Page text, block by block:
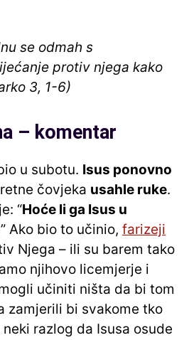
se odmah s
protiv njega kako
3, 1-6)
– komentar
u subotu. Isus ponovno
čovjeka usahle ruke.
“Hoće li ga Isus u
” Ako bio to učinio, farizeji
Njega – ili su barem tako
njihovo licemjerje i
učiniti ništa da bi tom
zamjerili bi svakome tko
razlog da Isusa osude